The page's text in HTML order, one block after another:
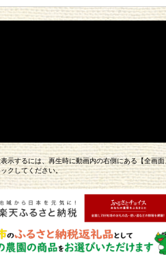
示するには、再生時に動画内の右側にある【全画面
クしてください。